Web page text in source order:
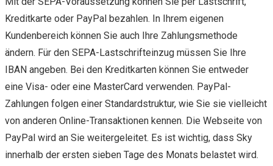
Kreditkarte oder PayPal bezahlen. In Ihrem eigenen
Kundenbereich können Sie auch Ihre Zahlungsmethode
ändern. Für den SEPA-Lastschrifteinzug müssen Sie Ihre
IBAN angeben. Bei den Kreditkarten können Sie entweder
eine Visa- oder eine MasterCard verwenden. PayPal-
Zahlungen folgen einer Standardstruktur, wie Sie sie vielleicht
von anderen Online-Transaktionen kennen. Die Webseite von
PayPal wird an Sie weitergeleitet. Es ist wichtig, dass Sky
innerhalb der ersten sieben Tage des Monats belastet wird.